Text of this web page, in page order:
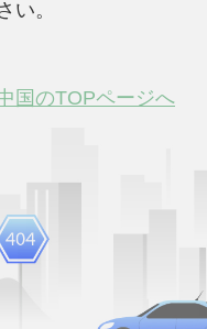
い。
国のTOPページへ